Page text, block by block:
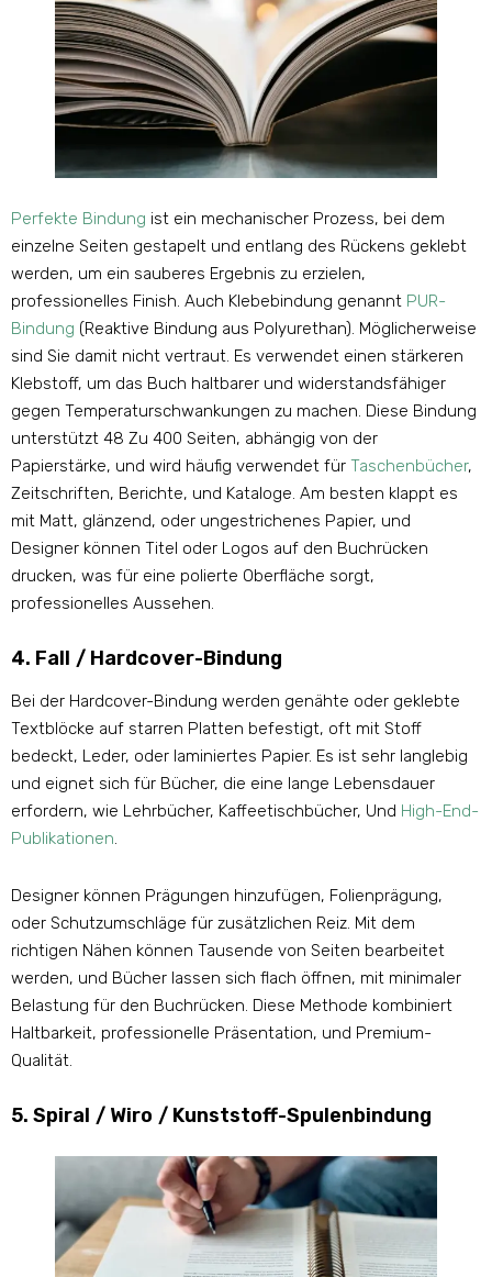
Perfekte Bindung ist ein mechanischer Prozess, bei dem
einzelne Seiten gestapelt und entlang des Rückens geklebt
werden, um ein sauberes Ergebnis zu erzielen,
professionelles Finish. Auch Klebebindung genannt PUR-
Bindung (Reaktive Bindung aus Polyurethan). Möglicherweise
sind Sie damit nicht vertraut. Es verwendet einen stärkeren
Klebstoff, um das Buch haltbarer und widerstandsfähiger
gegen Temperaturschwankungen zu machen. Diese Bindung
unterstützt 48 Zu 400 Seiten, abhängig von der
Papierstärke, und wird häufig verwendet für Taschenbücher,
Zeitschriften, Berichte, und Kataloge. Am besten klappt es
mit Matt, glänzend, oder ungestrichenes Papier, und
Designer können Titel oder Logos auf den Buchrücken
drucken, was für eine polierte Oberfläche sorgt,
professionelles Aussehen.
4. Fall / Hardcover-Bindung
Bei der Hardcover-Bindung werden genähte oder geklebte
Textblöcke auf starren Platten befestigt, oft mit Stoff
bedeckt, Leder, oder laminiertes Papier. Es ist sehr langlebig
und eignet sich für Bücher, die eine lange Lebensdauer
erfordern, wie Lehrbücher, Kaffeetischbücher, Und High-End-
Publikationen.
Designer können Prägungen hinzufügen, Folienprägung,
oder Schutzumschläge für zusätzlichen Reiz. Mit dem
richtigen Nähen können Tausende von Seiten bearbeitet
werden, und Bücher lassen sich flach öffnen, mit minimaler
Belastung für den Buchrücken. Diese Methode kombiniert
Haltbarkeit, professionelle Präsentation, und Premium-
Qualität.
5. Spiral / Wiro / Kunststoff-Spulenbindung